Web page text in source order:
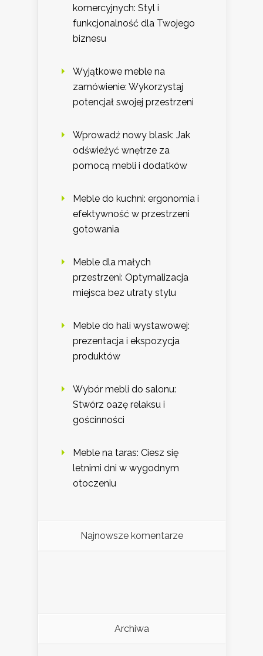
komercyjnych: Styl i
funkcjonalność dla Twojego
biznesu
Wyjątkowe meble na
zamówienie: Wykorzystaj
potencjał swojej przestrzeni
Wprowadź nowy blask: Jak
odświeżyć wnętrze za
pomocą mebli i dodatków
Meble do kuchni: ergonomia i
efektywność w przestrzeni
gotowania
Meble dla małych
przestrzeni: Optymalizacja
miejsca bez utraty stylu
Meble do hali wystawowej:
prezentacja i ekspozycja
produktów
Wybór mebli do salonu:
Stwórz oazę relaksu i
gościnności
Meble na taras: Ciesz się
letnimi dni w wygodnym
otoczeniu
Najnowsze komentarze
Archiwa